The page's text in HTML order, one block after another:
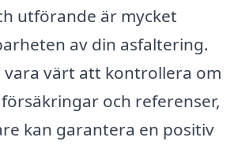
utförande är mycket
av din asfaltering.
vara värt att kontrollera om
och referenser,
kan garantera en positiv